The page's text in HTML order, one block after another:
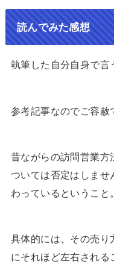
読んでみた感想
執筆した自分自身で言
参考記事なのでご容赦
昔ながらの訪問営業方
ついては否定はしませ
わっているということ。
具体的には、その売り
にそれほど左右される